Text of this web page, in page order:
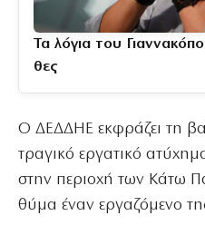
Τα λόγια του
θες
Ο ΔΕΔΔΗΕ εκφράζει τη
τραγικό εργατικό
στην περιοχή των Κάτω
θύμα έναν εργαζόμενο